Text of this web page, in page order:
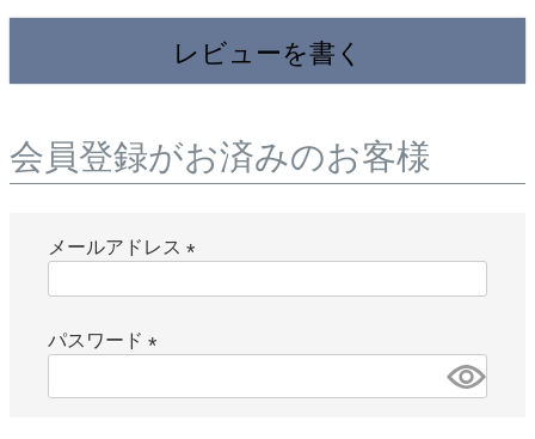
レビューを書く
会員登録がお済みのお客様
メールアドレス
パスワード